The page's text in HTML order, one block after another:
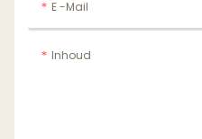
E -mail
Inhoud